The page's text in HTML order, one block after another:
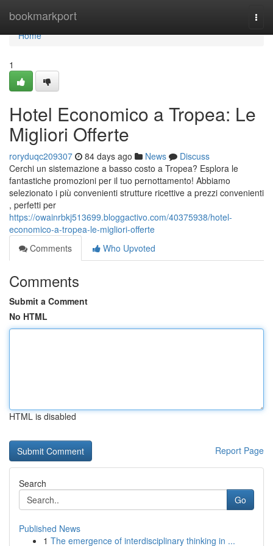
bookmarkport
Home
Home
1
Hotel Economico a Tropea: Le
Migliori Offerte
roryduqc209307 84 days ago News
Discuss
Cerchi un sistemazione a basso costo a Tropea? Esplora le
fantastiche promozioni per il tuo pernottamento! Abbiamo
selezionato i più convenienti strutture ricettive a prezzi convenienti
, perfetti per
https://owainrbkj513699.bloggactivo.com/40375938/hotel-
economico-a-tropea-le-migliori-offerte
Comments
Who Upvoted
Comments
Submit a Comment
No HTML
HTML is disabled
Report Page
Search
Go
Published News
1 The emergence of interdisciplinary thinking in ...